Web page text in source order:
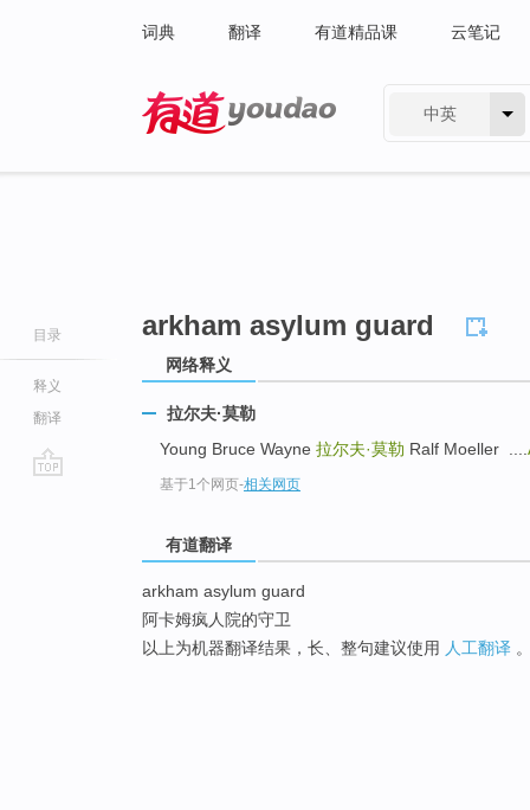
词典 翻译 有道精品课 云笔记
中英
目录
释义
翻译
arkham asylum guard
网络释义
拉尔夫·莫勒
Young Bruce Wayne 拉尔夫·莫勒 Ralf Moeller ....
基于1个网页-相关网页
有道翻译
arkham asylum guard
阿卡姆疯人院的守卫
以上为机器翻译结果，长、整句建议使用 人工翻译